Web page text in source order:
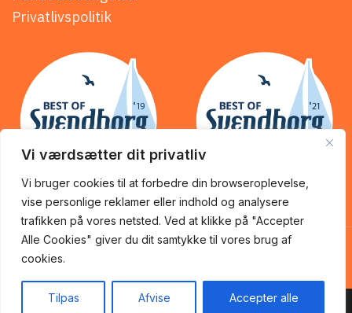
Vi værdsætter dit privatliv
Vi bruger cookies til at forbedre din browseroplevelse,
vise personlige reklamer eller indhold og analysere
trafikken på vores netsted. Ved at klikke på "Accepter
Alle Cookies" giver du dit samtykke til vores brug af
cookies.
Tilpas Afvise Accepter alle
Privatlivspolitik
KİNG of KEBAB @ 2025 | Powered byNemBestil ApS